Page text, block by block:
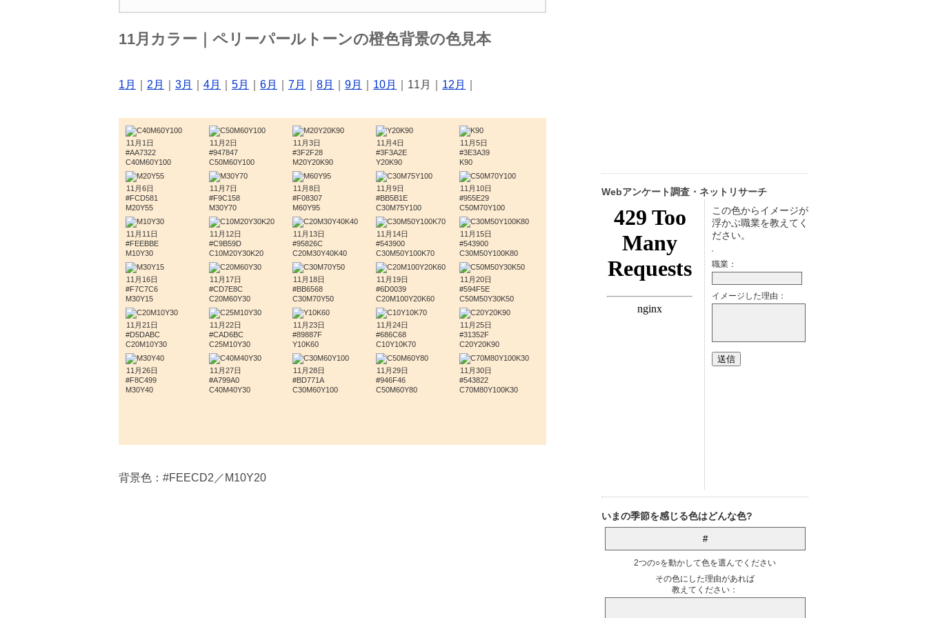
11月カラー｜ペリーパールトーンの橙色背景の色見本
1月 2月 3月 4月 5月 6月 7月 8月 9月 10月 ｜11月｜ 12月
11月1日
#AA7322
C40M60Y100
11月2日
#947847
C50M60Y100
11月3日
#3F2F28
M20Y20K90
11月4日
#3F3A2E
Y20K90
11月5日
#3E3A39
K90
11月6日
#FCD581
M20Y55
11月7日
#F9C158
M30Y70
11月8日
#F08307
M60Y95
11月9日
#BB5B1E
C30M75Y100
11月10日
#955E29
C50M70Y100
11月11日
#FEEBBE
M10Y30
11月12日
#C9B59D
C10M20Y30K20
11月13日
#95826C
C20M30Y40K40
11月14日
#543900
C30M50Y100K70
11月15日
#543900
C30M50Y100K80
11月16日
#F7C7C6
M30Y15
11月17日
#CD7E8C
C20M60Y30
11月18日
#BB6568
C30M70Y50
11月19日
#6D0039
C20M100Y20K60
11月20日
#594F5E
C50M50Y30K50
11月21日
#D5DABC
C20M10Y30
11月22日
#CAD6BC
C25M10Y30
11月23日
#89887F
Y10K60
11月24日
#686C68
C10Y10K70
11月25日
#31352F
C20Y20K90
11月26日
#F8C499
M30Y40
11月27日
#A799A0
C40M40Y30
11月28日
#BD771A
C30M60Y100
11月29日
#946F46
C50M60Y80
11月30日
#543822
C70M80Y100K30
背景色：#FEECD2／M10Y20
Webアンケート調査・ネットリサーチ